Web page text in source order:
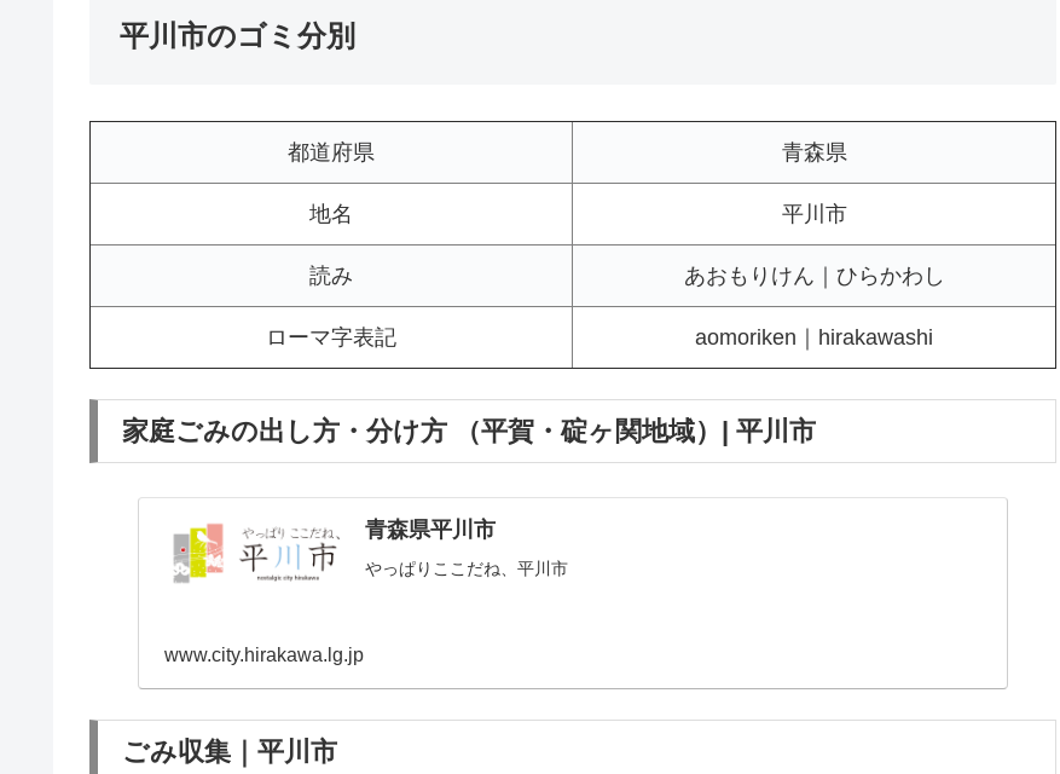
平川市のゴミ分別
都道府県 青森県
地名 平川市
読み あおもりけん｜ひらかわし
ローマ字表記 aomoriken｜hirakawashi
家庭ごみの出し方・分け方 （平賀・碇ヶ関地域）| 平川市
青森県平川市
やっぱりここだね、平川市
www.city.hirakawa.lg.jp
ごみ収集｜平川市